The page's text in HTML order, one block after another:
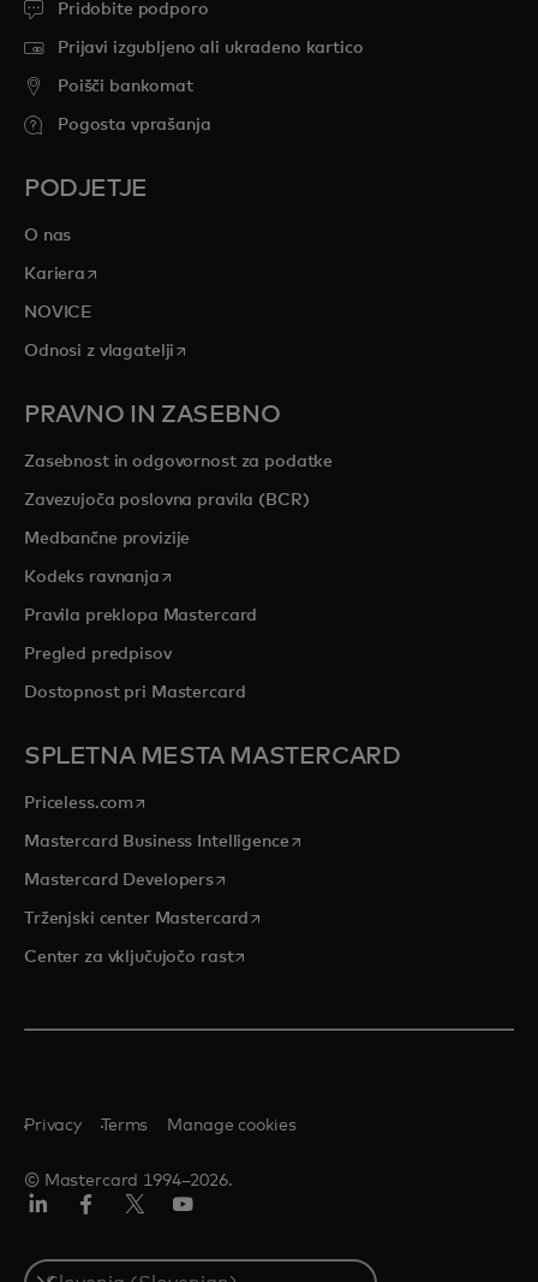
Pridobite podporo
Prijavi izgubljeno ali ukradeno kartico
Poišči bankomat
Pogosta vprašanja
PODJETJE
O nas
Kariera opens in a new tab
NOVICE
Odnosi z vlagatelji opens in a new tab
PRAVNO IN ZASEBNO
Zasebnost in odgovornost za podatke
Zavezujoča poslovna pravila (BCR)
Medbančne provizije
Kodeks ravnanjaopens in a new tab
Pravila preklopa Mastercard
Pregled predpisov
Dostopnost pri Mastercard
SPLETNA MESTA MASTERCARD
Priceless.com opens in a new tab
Mastercard Business Intelligenceopens in a new tab
Mastercard Developersopens in a new tab
Trženjski center Mastercard opens in a new tab
Center za vključujočo rastopens in a new tab
© Mastercard 1994–2026.
Privacy Terms Manage cookies
Select